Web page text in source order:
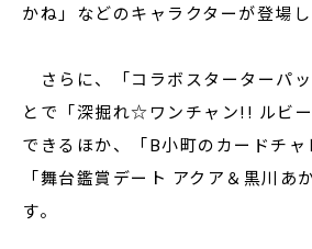
かね」などのキャラクターが登場し
さらに、「コラボスターターパ
とで「深掘れ☆ワンチャン!! ルビ
できるほか、「B小町のカードチ
「舞台鑑賞デート アクア＆黒川あ
す。